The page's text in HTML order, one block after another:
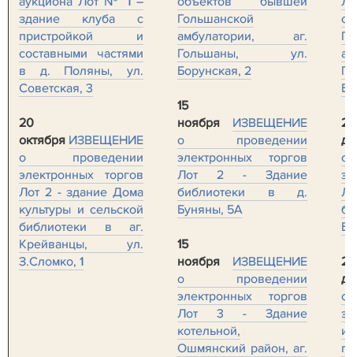
здание клуба с
пристройкой и
составными частями
в д. Поляны, ул.
Советская, 3
20
октября ИЗВЕЩЕНИЕ
о проведении
электронных торгов
Лот 2 - здание Дома
культуры и сельской
библиотеки в аг.
Крейванцы, ул.
З.Сломко, 1
Гольшанской
амбулатории, аг.
Гольшаны, ул.
Борунская, 2
15
ноября
ИЗВЕЩЕНИЕ
о проведении
электронных торгов
Лот 2 - Здание
библиотеки в д.
Буняны, 5А
15
ноября
ИЗВЕЩЕНИЕ
о проведении
электронных торгов
Лот 3 - Здание
котельной,
Ошмянский район, аг.